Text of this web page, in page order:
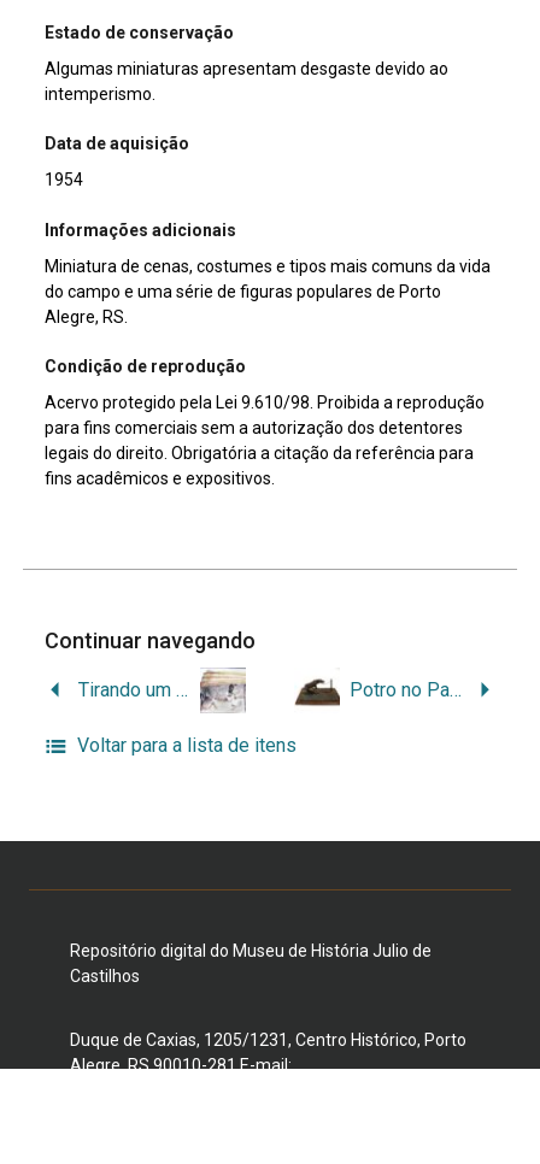
Estado de conservação
Algumas miniaturas apresentam desgaste devido ao
intemperismo.
Data de aquisição
1954
Informações adicionais
Miniatura de cenas, costumes e tipos mais comuns da vida
do campo e uma série de figuras populares de Porto
Alegre, RS.
Condição de reprodução
Acervo protegido pela Lei 9.610/98. Proibida a reprodução
para fins comerciais sem a autorização dos detentores
legais do direito. Obrigatória a citação da referência para
fins acadêmicos e expositivos.
Continuar navegando
Tirando um Tento Potro no Palanque
Voltar para a lista de itens
Repositório digital do Museu de História Julio de
Castilhos
Duque de Caxias, 1205/1231, Centro Histórico, Porto
Alegre, RS 90010-281 E-mail: